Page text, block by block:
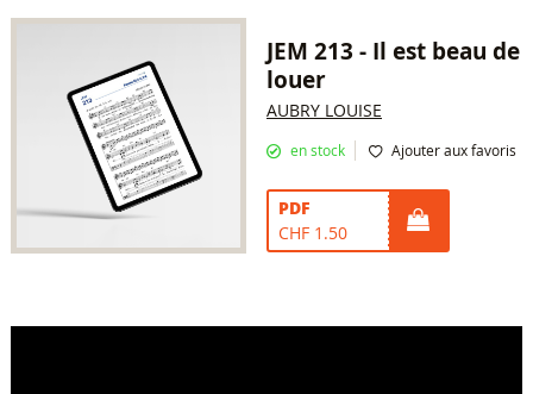
JEM 213 - Il est beau de
louer
AUBRY LOUISE
en stock Ajouter aux favoris
PDF
CHF 1.50